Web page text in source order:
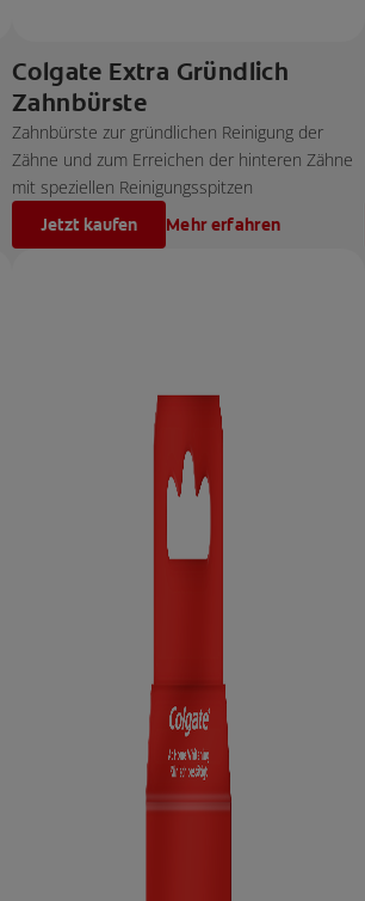
Colgate Extra Gründlich
Zahnbürste
Zahnbürste zur gründlichen Reinigung der
Zähne und zum Erreichen der hinteren Zähne
mit speziellen Reinigungsspitzen
Jetzt kaufen Mehr erfahren